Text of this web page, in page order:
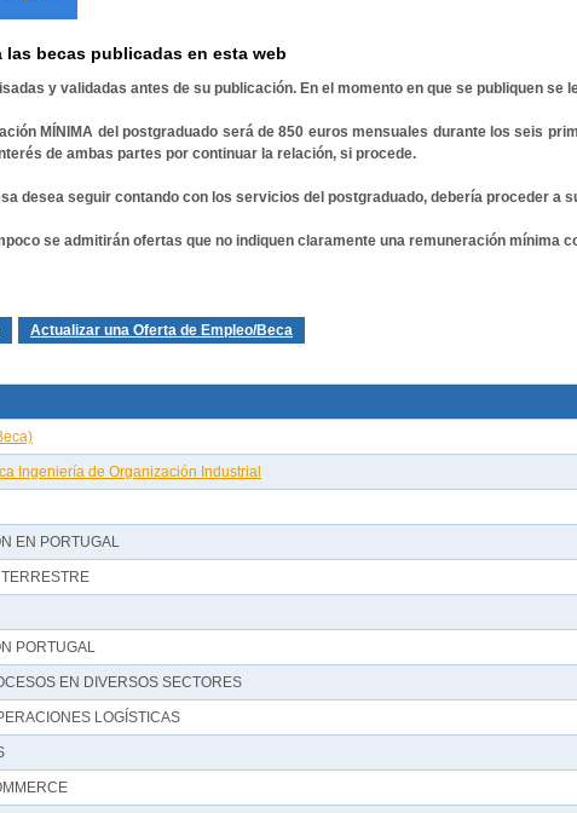
becas publicadas en esta web
y validadas antes de su publicación. En el momento en que se publiquen
MÍNIMA del postgraduado será de 850 euros mensuales durante los seis
de ambas partes por continuar la relación, si procede.
desea seguir contando con los servicios del postgraduado, debería proceder a
se admitirán ofertas que no indiquen claramente una remuneración mínima
Actualizar una Oferta de Empleo/Beca
Ingeniería de Organización Industrial
EN PORTUGAL
PORTUGAL
EN DIVERSOS SECTORES
LOGÍSTICAS